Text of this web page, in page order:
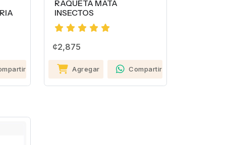
RAQUETA MATA
INSECTOS
¢2,875
Agregar Compartir